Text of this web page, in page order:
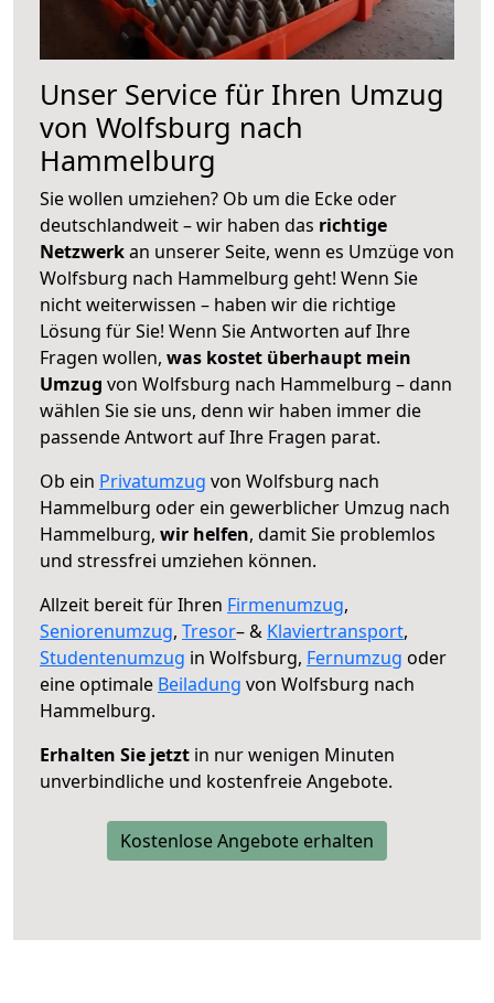
Unser Service für Ihren Umzug
von Wolfsburg nach
Hammelburg
Sie wollen umziehen? Ob um die Ecke oder
deutschlandweit – wir haben das richtige
Netzwerkan unserer Seite, wenn es Umzüge von
Wolfsburg nach Hammelburg geht! Wenn Sie
nicht weiterwissen – haben wir die richtige
Lösung für Sie! Wenn Sie Antworten auf Ihre
Fragen wollen, was kostet überhaupt mein
Umzug von Wolfsburg nach Hammelburg – dann
wählen Sie sie uns, denn wir haben immer die
passende Antwort auf Ihre Fragen parat.
Ob ein Privatumzug von Wolfsburg nach
Hammelburg oder ein gewerblicher Umzug nach
Hammelburg, wir helfen, damit Sie problemlos
und stressfrei umziehen können.
Allzeit bereit für Ihren Firmenumzug,
Seniorenumzug, Tresor– & Klaviertransport,
Studentenumzug in Wolfsburg, Fernumzug oder
eine optimale Beiladung von Wolfsburg nach
Hammelburg.
Erhalten Sie jetzt in nur wenigen Minuten
unverbindliche und kostenfreie Angebote.
Kostenlose Angebote erhalten